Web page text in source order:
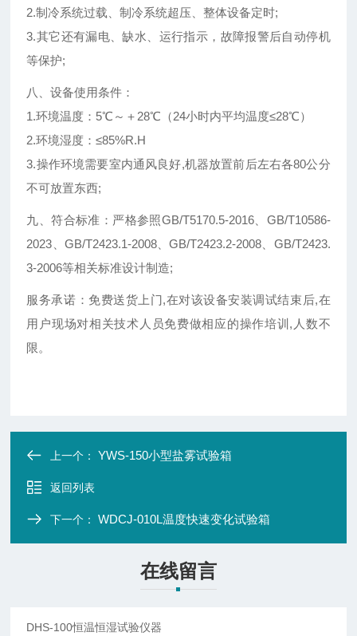
2.制冷系统过载、制冷系统超压、整体设备定时;
3.其它还有漏电、缺水、运行指示，故障报警后自动停机
等保护;
八、设备使用条件：
1.环境温度：5℃～＋28℃（24小时内平均温度≤28℃）
2.环境湿度：≤85%R.H
3.操作环境需要室内通风良好,机器放置前后左右各80公分
不可放置东西;
九、符合标准：严格参照GB/T5170.5-2016、GB/T10586-
2023、GB/T2423.1-2008、GB/T2423.2-2008、GB/T2423.
3-2006等相关标准设计制造;
服务承诺：免费送货上门,在对该设备安装调试结束后,在
用户现场对相关技术人员免费做相应的操作培训,人数不
限。
上一个：YWS-150小型盐雾试验箱
返回列表
下一个：WDCJ-010L温度快速变化试验箱
在线留言